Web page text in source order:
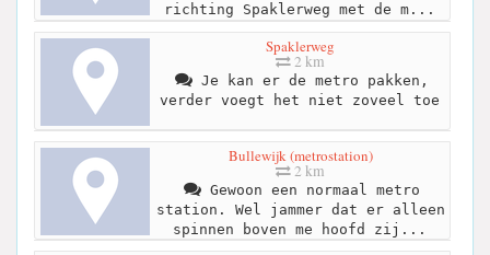
richting Spaklerweg met de m...
Spaklerweg
2 km
Je kan er de metro pakken,
verder voegt het niet zoveel toe
Bullewijk (metrostation)
2 km
Gewoon een normaal metro
station. Wel jammer dat er alleen
spinnen boven me hoofd zij...